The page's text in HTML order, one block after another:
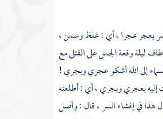
يعجر عجرا ، أي : غلظ وسمن ،
ليلة وقعة الجمل على القتلى مع
إلى الله أشكو عجري وبجري !
بعجري وبجري ، أي : أطلعته
في إفشاء السر ، قال : وأصل